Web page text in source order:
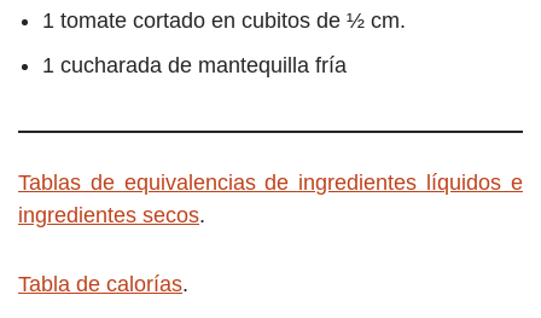
1 tomate cortado en cubitos de ½ cm.
1 cucharada de mantequilla fría
Tablas de equivalencias de ingredientes líquidos e
ingredientes secos.
Tabla de calorías.